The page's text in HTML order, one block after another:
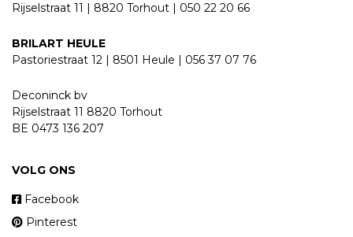
Rijselstraat 11 | 8820 Torhout | 050 22 20 66
BRILART HEULE
Pastoriestraat 12 | 8501 Heule | 056 37 07 76
Deconinck bv
Rijselstraat 11 8820 Torhout
BE 0473 136 207
VOLG ONS
Facebook
Pinterest